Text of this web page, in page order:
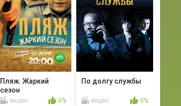
Пляж. Жаркий
сезон
видео 0%
По долгу службы
видео 0%